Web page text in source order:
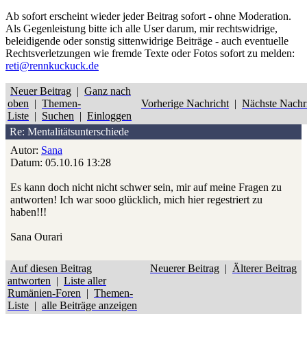
Ab sofort erscheint wieder jeder Beitrag sofort - ohne Moderation.
Als Gegenleistung bitte ich alle User darum, mir rechtswidrige,
beleidigende oder sonstig sittenwidrige Beiträge - auch eventuelle
Rechtsverletzungen wie fremde Texte oder Fotos sofort zu melden:
reti@rennkuckuck.de
Neuer Beitrag | Ganz nach
oben | Themen-
Liste | Suchen | Einloggen
Vorherige Nachricht | Nächste
Re: Mentalitätsunterschiede
Autor: Sana
Datum: 05.10.16 13:28
Es kann doch nicht nicht schwer sein, mir auf meine Fragen zu
antworten! Ich war sooo glücklich, mich hier regestriert zu
haben!!!
Sana Ourari
Auf diesen Beitrag
antworten | Liste aller
Rumänien-Foren | Themen-
Liste | alle Beiträge anzeigen
Neuerer Beitrag | Älterer Beitrag